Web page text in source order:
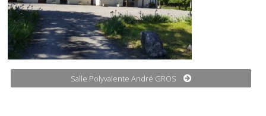
Salle Polyvalente André GROS